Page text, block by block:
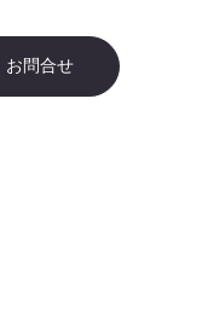
お問合せ